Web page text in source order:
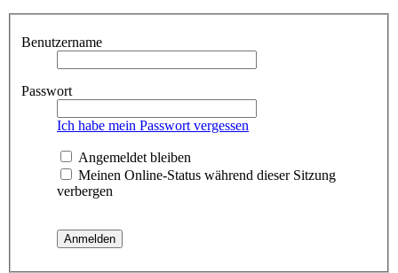
Benutzername
Passwort
Ich habe mein Passwort vergessen
Angemeldet bleiben
Meinen Online-Status während dieser Sitzung
verbergen